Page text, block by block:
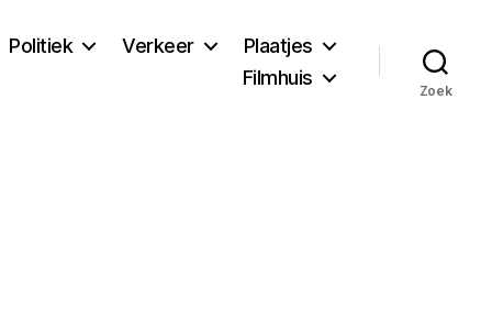
Politiek Verkeer
Plaatjes
Filmhuis
Zoek